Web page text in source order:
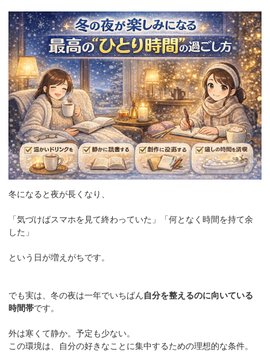
冬になると夜が長くなり、
「気づけばスマホを見て終わっていた」「何となく時間を持て余
した」
という日が増えがちです。
でも実は、冬の夜は一年でいちばん自分を整えるのに向いている
時間帯です。
外は寒くて静か。予定も少ない。
この環境は、自分の好きなことに集中するための理想的な条件。